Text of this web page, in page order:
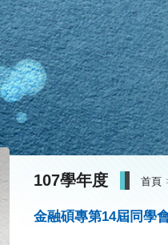
107學年度 首頁
金融碩專第14屆同學